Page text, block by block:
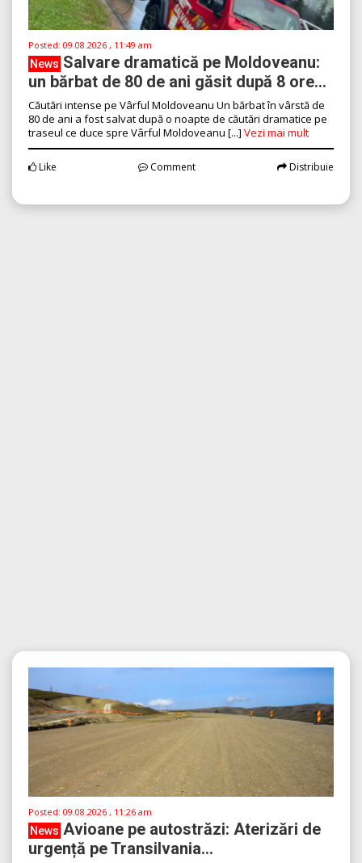
Posted: 09.08.2026 , 11:49 am
News Salvare dramatică pe Moldoveanu:
un bărbat de 80 de ani găsit după 8 ore...
Căutări intense pe Vârful Moldoveanu Un bărbat în vârstă de
80 de ani a fost salvat după o noapte de căutări dramatice pe
traseul ce duce spre Vârful Moldoveanu [...] Vezi mai mult
Like Comment Distribuie
Posted: 09.08.2026 , 11:26 am
News Avioane pe autostrăzi: Aterizări de
urgență pe Transilvania...